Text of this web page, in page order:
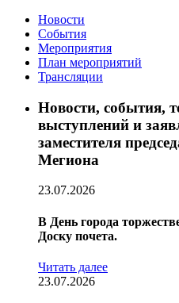
Новости
События
Мероприятия
План мероприятий
Трансляции
Новости, события,
выступлений и
заместителя
Мегиона
23.07.2026
В День города
Доску почета.
Читать далее
23.07.2026